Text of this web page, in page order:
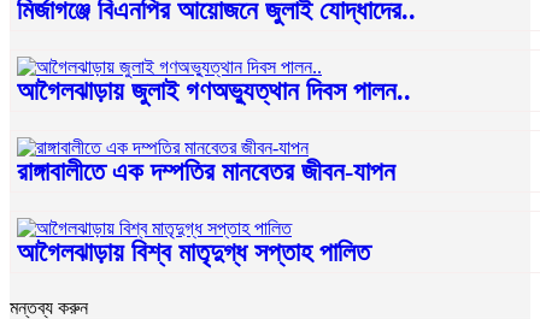
মির্জাগঞ্জে বিএনপির আয়োজনে জুলাই যোদ্ধাদের..
আগৈলঝাড়ায় জুলাই গণঅভ্যুত্থান দিবস পালন..
রাঙ্গাবালীতে এক দম্পতির মানবেতর জীবন-যাপন
আগৈলঝাড়ায় বিশ্ব মাতৃদুগ্ধ সপ্তাহ পালিত
মন্তব্য করুন